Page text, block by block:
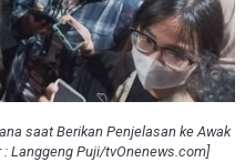
saat Berikan Penjelasan ke Awak
: Langgeng Puji/tvOnenews.com]